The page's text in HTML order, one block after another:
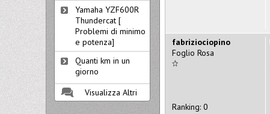
fabriziociopino
Foglio Rosa
Ranking: 0
Yamaha YZF600R
Thundercat [
Problemi di minimo
e potenza]
Quanti km in un
giorno
Visualizza Altri